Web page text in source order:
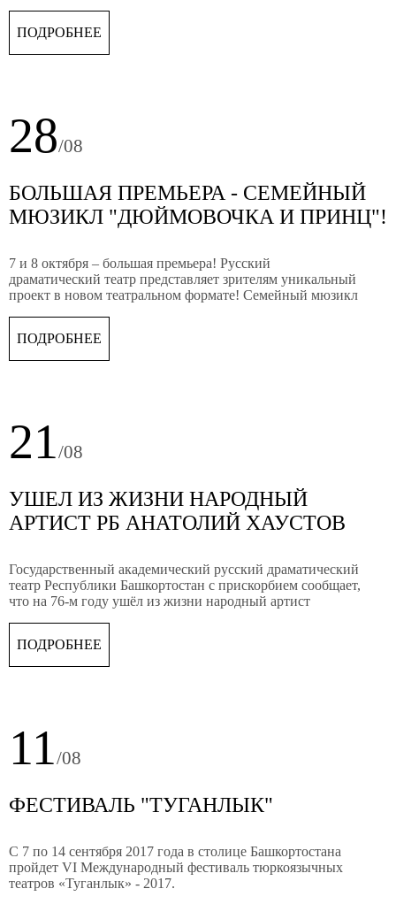
ПОДРОБНЕЕ
28/08
БОЛЬШАЯ ПРЕМЬЕРА - СЕМЕЙНЫЙ
МЮЗИКЛ "ДЮЙМОВОЧКА И ПРИНЦ"!
7 и 8 октября – большая премьера! Русский
драматический театр представляет зрителям уникальный
проект в новом театральном формате! Семейный мюзикл
ПОДРОБНЕЕ
21/08
УШЕЛ ИЗ ЖИЗНИ НАРОДНЫЙ
АРТИСТ РБ АНАТОЛИЙ ХАУСТОВ
Государственный академический русский драматический
театр Республики Башкортостан с прискорбием сообщает,
что на 76-м году ушёл из жизни народный артист
ПОДРОБНЕЕ
11/08
ФЕСТИВАЛЬ "ТУГАНЛЫК"
С 7 по 14 сентября 2017 года в столице Башкортостана
пройдет VI Международный фестиваль тюркоязычных
театров «Туганлык» - 2017.